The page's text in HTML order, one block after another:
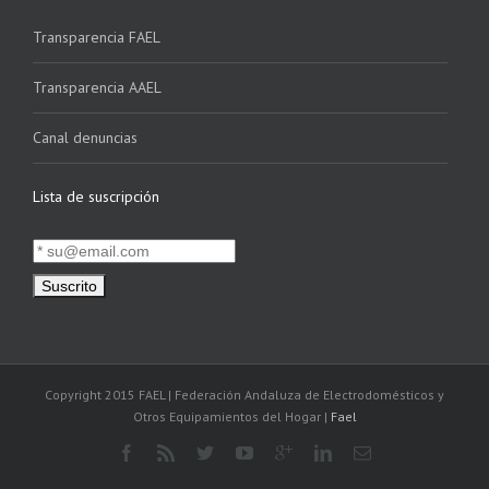
Transparencia FAEL
Transparencia AAEL
Canal denuncias
Lista de suscripción
Copyright 2015 FAEL | Federación Andaluza de Electrodomésticos y
Otros Equipamientos del Hogar | Fael